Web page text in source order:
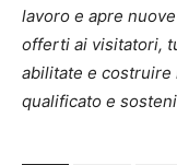
lavoro e apre
offerti ai visitatori,
abilitate e
qualificato e